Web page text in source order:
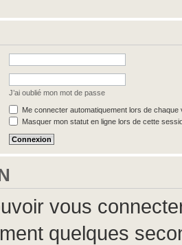
J’ai oublié mon mot de passe
Me connecter automatiquement lors de chaque
Masquer mon statut en ligne lors de cette
vous
quelques